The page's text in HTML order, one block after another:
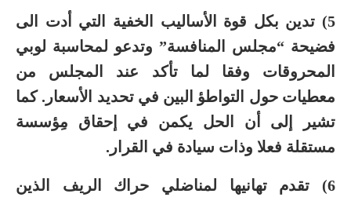
5) تدين بكل قوة الأساليب الخفية التي أدت الى
فضيحة “مجلس المنافسة” وتدعو لمحاسبة لوبي
المحروقات وفقا لما تأكد عند المجلس من
معطيات حول التواطؤ البين في تحديد الأسعار. كما
تشير إلى أن الحل يكمن في إحقاق مِؤسسة
مستقلة فعلا وذات سيادة في القرار.
6) تقدم تهانيها لمناضلي حراك الريف الذين